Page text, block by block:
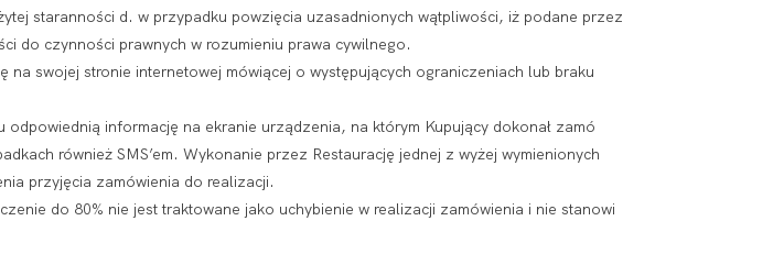
staranności d. w przypadku powzięcia uzasadnionych wątpliwości, iż podane przez
do czynności prawnych w rozumieniu prawa cywilnego.
swojej stronie internetowej mówiącej o występujących ograniczeniach lub braku
informację na ekranie urządzenia, na którym Kupujący dokonał zamó
również SMS’em. Wykonanie przez Restaurację jednej z wyżej wymienionych
przyjęcia zamówienia do realizacji.
do 80% nie jest traktowane jako uchybienie w realizacji zamówienia i nie stanowi